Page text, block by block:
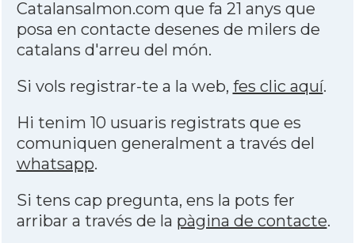
Catalansalmon.com que fa 21 anys que
posa en contacte desenes de milers de
catalans d'arreu del món.
Si vols registrar-te a la web, fes clic aquí.
Hi tenim 10 usuaris registrats que es
comuniquen generalment a través del
whatsapp.
Si tens cap pregunta, ens la pots fer
arribar a través de la pàgina de contacte.